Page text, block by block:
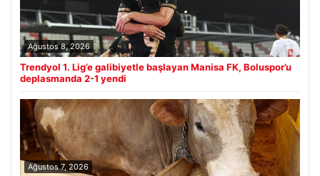
Ağustos 8, 2026
Trendyol 1. Lig’e galibiyetle başlayan Manisa FK, Boluspor’u
deplasmanda 2-1 yendi
Ağustos 7, 2026